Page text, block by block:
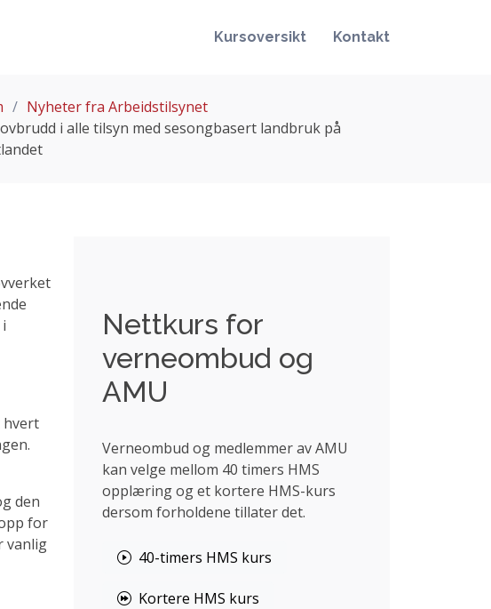
Kursoversikt Kontakt
Nyheter fra Arbeidstilsynet
i alle tilsyn med sesongbasert landbruk på
hvert
den
for
vanlig
Nettkurs for
verneombud og
AMU
Verneombud og medlemmer av AMU
kan velge mellom 40 timers HMS
opplæring og et kortere HMS-kurs
dersom forholdene tillater det.
40-timers HMS kurs
Kortere HMS kurs